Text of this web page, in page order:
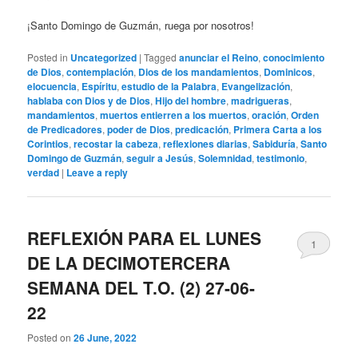
¡Santo Domingo de Guzmán, ruega por nosotros!
Posted in Uncategorized |Tagged anunciar el Reino,conocimiento
de Dios,contemplación, Dios de los mandamientos, Dominicos,
elocuencia, Espíritu,estudio de la Palabra, Evangelización,
hablaba con Dios y de Dios,Hijo del hombre,madrigueras,
mandamientos,muertos entierren a los muertos,oración,Orden
de Predicadores,poder de Dios,predicación, Primera Carta a los
Corintios,recostar la cabeza,reflexiones diarias,Sabiduría,Santo
Domingo de Guzmán,seguir a Jesús,Solemnidad,testimonio,
verdad | Leave a reply
REFLEXIÓN PARA EL LUNES
DE LA DECIMOTERCERA
SEMANA DEL T.O. (2) 27-06-
22
Posted on26 June, 2022
1